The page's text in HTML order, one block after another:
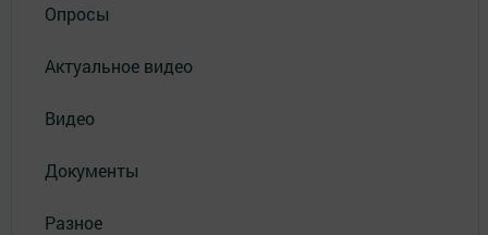
Опросы
Актуальное видео
Видео
Документы
Разное